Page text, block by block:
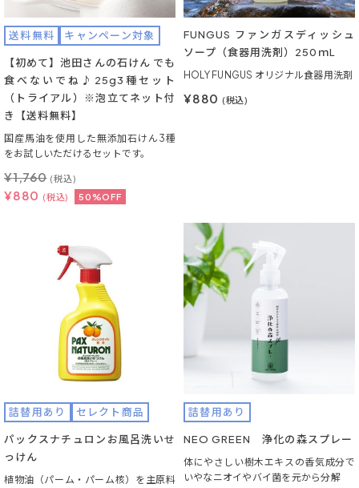
送料無料 キャンペーン対象
【初めて】池田さんの石けん でも
食べないでね♪25g3種セット
（トライアル）※泡立てネット付
き【送料無料】
国産馬油を使用した無添加石けん3種
をお試しいただけるセットです。
¥880 (税込) 50%OFF
¥1,760 (税込)
FUNGUS ファンガスディッシュ
ソープ（食器用洗剤）250ｍL
HOLY FUNGUS オリジナル食器用洗剤
¥880 (税込)
詰替用あり セレクト商品
パックスナチュロンお風呂洗いせ
っけん
植物油（パーム・パーム核）を主原料
詰替用あり
NEO GREEN 浄化の森スプレー
体にやさしい樹木エキスの香気成分で
いやなニオイやバイ菌を元から分解